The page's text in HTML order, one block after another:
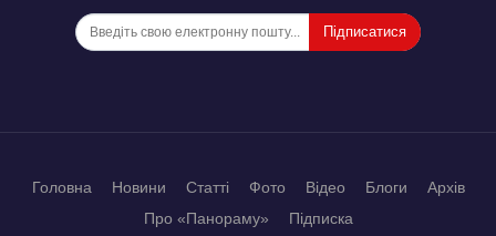
Підписатися
Головна Новини Статті Фото Відео Блоги
Архів
Про «Панораму»
Підписка